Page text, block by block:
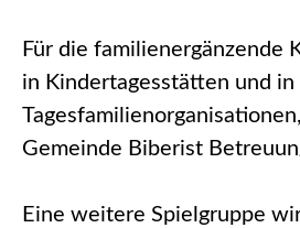
Für die familienergänzende
in Kindertagesstätten und in
Gemeinde Biberist
Eine weitere Spielgruppe